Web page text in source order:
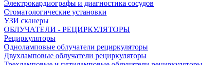
Электрокардиографы и диагностика сосудов
Стоматологические установки
УЗИ сканеры
ОБЛУЧАТЕЛИ - РЕЦИРКУЛЯТОРЫ
Рециркуляторы
Одноламповые облучатели рециркуляторы
Двухламповые облучатели рециркуляторы